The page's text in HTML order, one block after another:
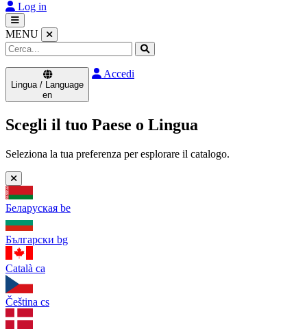
Log in
MENU
Lingua / Language
en
Accedi
Scegli il tuo Paese o Lingua
Seleziona la tua preferenza per esplorare il catalogo.
Беларуская be
Български bg
Català ca
Čeština cs